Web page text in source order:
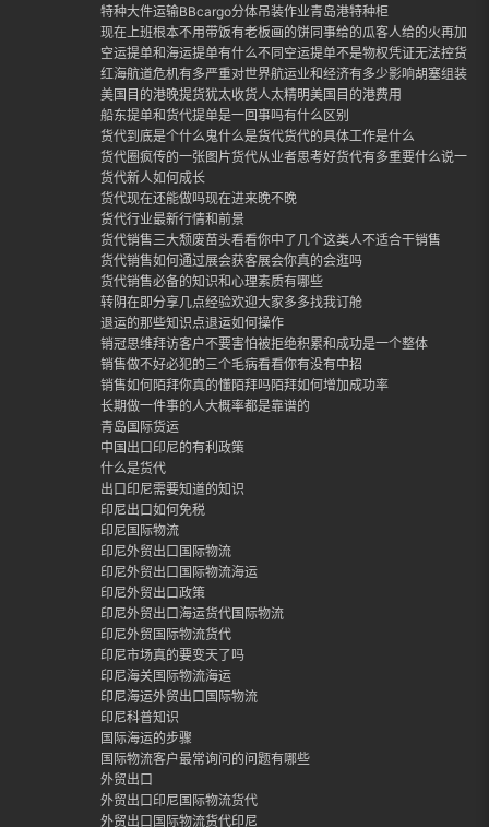
特种大件运输BBcargo分体吊装作业青岛港特种柜
现在上班根本不用带饭有老板画的饼同事给的瓜客人给的火再加上
空运提单和海运提单有什么不同空运提单不是物权凭证无法控货
红海航道危机有多严重对世界航运业和经济有多少影响胡塞组装封
美国目的港晚提货犹太收货人太精明美国目的港费用
船东提单和货代提单是一回事吗有什么区别
货代到底是个什么鬼什么是货代货代的具体工作是什么
货代圈疯传的一张图片货代从业者思考好货代有多重要什么说一定
货代新人如何成长
货代现在还能做吗现在进来晚不晚
货代行业最新行情和前景
货代销售三大颓废苗头看看你中了几个这类人不适合干销售
货代销售如何通过展会获客展会你真的会逛吗
货代销售必备的知识和心理素质有哪些
转阴在即分享几点经验欢迎大家多多找我订舱
退运的那些知识点退运如何操作
销冠思维拜访客户不要害怕被拒绝积累和成功是一个整体
销售做不好必犯的三个毛病看看你有没有中招
销售如何陌拜你真的懂陌拜吗陌拜如何增加成功率
长期做一件事的人大概率都是靠谱的
青岛国际货运
中国出口印尼的有利政策
什么是货代
出口印尼需要知道的知识
印尼出口如何免税
印尼国际物流
印尼外贸出口国际物流
印尼外贸出口国际物流海运
印尼外贸出口政策
印尼外贸出口海运货代国际物流
印尼外贸国际物流货代
印尼市场真的要变天了吗
印尼海关国际物流海运
印尼海运外贸出口国际物流
印尼科普知识
国际海运的步骤
国际物流客户最常询问的问题有哪些
外贸出口
外贸出口印尼国际物流货代
外贸出口国际物流货代印尼